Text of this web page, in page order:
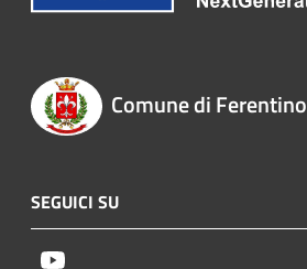
Comune di Ferentino
SEGUICI SU